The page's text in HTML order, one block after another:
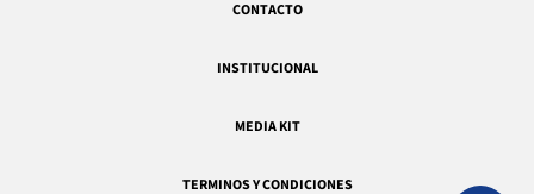
CONTACTO
INSTITUCIONAL
MEDIA KIT
TERMINOS Y CONDICIONES